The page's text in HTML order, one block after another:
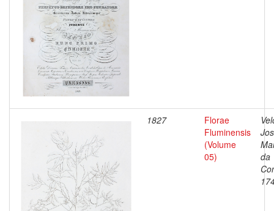
1827
Florae
Fluminensis
(Volume
05)
da